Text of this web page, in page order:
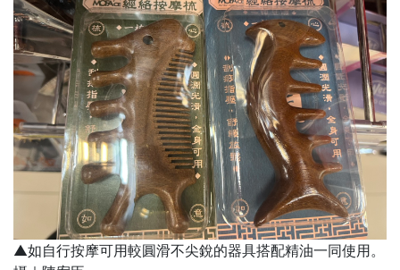
▲如自行按摩可用較圓滑不尖銳的器具搭配精油一同使用。